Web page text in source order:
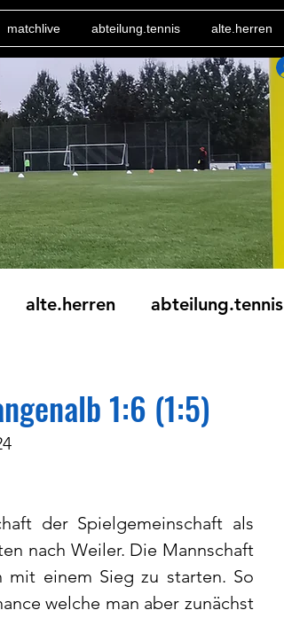
matchlive abteilung.tennis alte.herren
alte.herren abteilung.tennis
1:6 (1:5)
der Spielgemeinschaft als
nach Weiler. Die Mannschaft
einem Sieg zu starten. So
welche man aber zunächst